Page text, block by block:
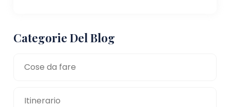
Categorie Del Blog
Cose da fare
Itinerario